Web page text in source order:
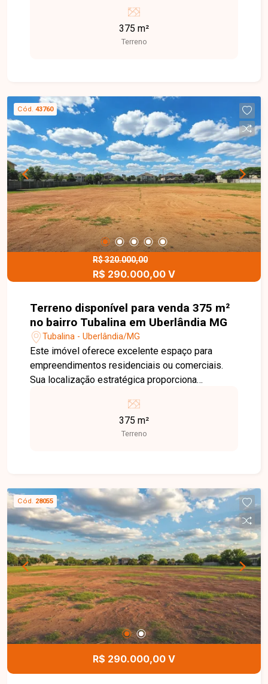
375 m²
Terreno
Cód. 43760
R$ 320.000,00
R$ 290.000,00 V
Terreno disponível para venda 375 m²
no bairro Tubalina em Uberlândia MG
Tubalina - Uberlândia/MG
Este imóvel oferece excelente espaço para
empreendimentos residenciais ou comerciais.
Sua localização estratégica proporciona
atendendo tanto investidores quanto
construtores que buscam um ponto privilegiado
além de estar próximo a importantes vias que
conectam diferentes pontos de Uberlândia. Uma
ótima oportunidade para quem deseja investir em
um imóvel com grande potencial de valorização.
Disponibilidade e valores sujeitos a alteração,
imagens ilustrativas.
375 m²
Terreno
Cód. 28055
R$ 290.000,00 V